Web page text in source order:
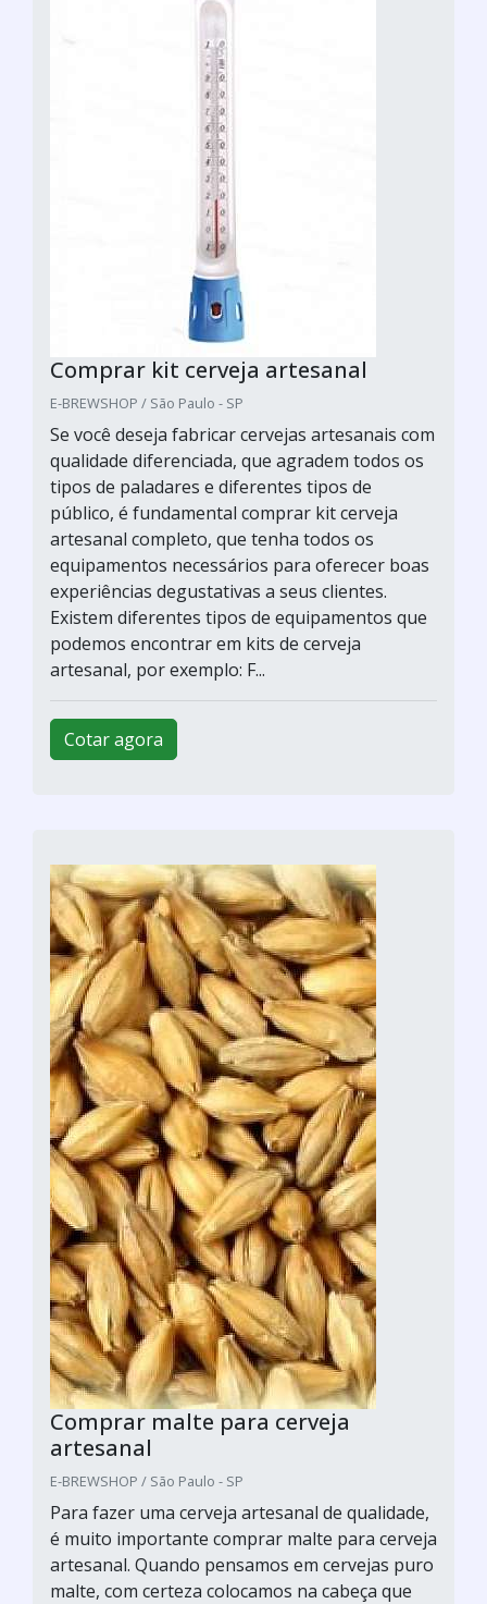
Comprar kit cerveja artesanal
E-BREWSHOP / São Paulo - SP
Se você deseja fabricar cervejas artesanais com
qualidade diferenciada, que agradem todos os
tipos de paladares e diferentes tipos de
público, é fundamental comprar kit cerveja
artesanal completo, que tenha todos os
equipamentos necessários para oferecer boas
experiências degustativas a seus clientes.
Existem diferentes tipos de equipamentos que
podemos encontrar em kits de cerveja
artesanal, por exemplo: F...
Cotar agora
Comprar malte para cerveja
artesanal
E-BREWSHOP / São Paulo - SP
Para fazer uma cerveja artesanal de qualidade,
é muito importante comprar malte para cerveja
artesanal. Quando pensamos em cervejas puro
malte, com certeza colocamos na cabeça que